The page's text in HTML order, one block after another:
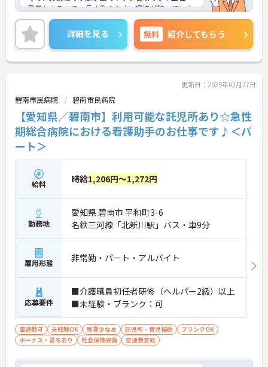
登用もあるので、長く働きやすい環境が整っていま
す♪
ご興味をお持ちの方には詳細の情報や面接のポイン
トをお伝えしますのでお気軽にお問い合わせくださ
いませ。
詳細を見る 無料 紹介してもらう
更新日：2025年02月27日
碧南市民病院 碧南市民病院
【愛知県／碧南市】利用可能な託児所あり☆急性
期総合病院における看護助手のお仕事です♪＜パ
ート＞
給料 時給1,206円～1,272円
勤務地
愛知県 碧南市 平和町3-6
名鉄三河線「北新川駅」バス・車9分
雇用形態 非常勤・パート・アルバイト
応募要件
■介護職員初任者研修（ヘルパー2級）以上
■未経験・ブランク：可
車通勤可 未経験OK 残業少なめ 託児所・育児補助
ブランクOK
ボーナス・賞与あり
社会保険完備 交通費支給